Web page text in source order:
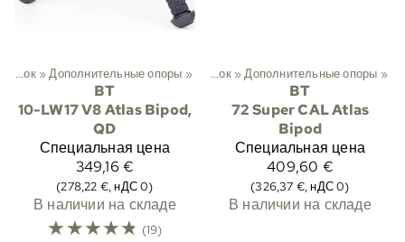
Опоры для винтовок ‪»Дополнительные опоры ‪»
BT
10-LW17 V8 Atlas Bipod,
QD
Специальная цена
349,16 €
(278,22 €, нДС 0)
В наличии на складе
☆☆☆☆☆ (19)
‪» Охота ‪» Сошки‪» Опоры для винтовок ‪»Дополнительные опоры ‪»
BT
72 Super CAL Atlas
Bipod
Специальная цена
409,60 €
(326,37 €, нДС 0)
В наличии на складе